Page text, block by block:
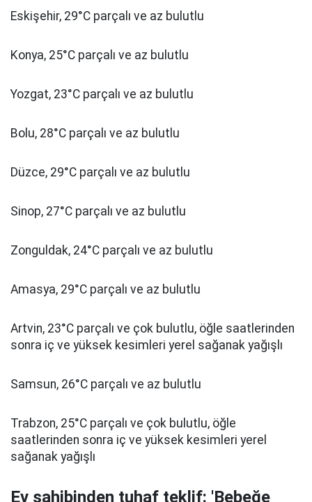
Eskişehir, 29°C parçalı ve az bulutlu
Konya, 25°C parçalı ve az bulutlu
Yozgat, 23°C parçalı ve az bulutlu
Bolu, 28°C parçalı ve az bulutlu
Düzce, 29°C parçalı ve az bulutlu
Sinop, 27°C parçalı ve az bulutlu
Zonguldak, 24°C parçalı ve az bulutlu
Amasya, 29°C parçalı ve az bulutlu
Artvin, 23°C parçalı ve çok bulutlu, öğle saatlerinden
sonra iç ve yüksek kesimleri yerel sağanak yağışlı
Samsun, 26°C parçalı ve az bulutlu
Trabzon, 25°C parçalı ve çok bulutlu, öğle
saatlerinden sonra iç ve yüksek kesimleri yerel
sağanak yağışlı
Ev sahibinden tuhaf teklif: 'Bebeğe